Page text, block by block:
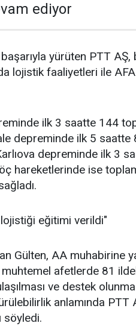
ediyor
yürüten PTT AŞ,
lojistik faaliyetleri ile
ilk 3 saatte 144
depreminde ilk 5
depreminde ilk 3
hareketlerinde ise
eğitimi verildi"
Gülten, AA muhabirine
afetlerde 81
ve destek
anlamında PTT
söyledi.